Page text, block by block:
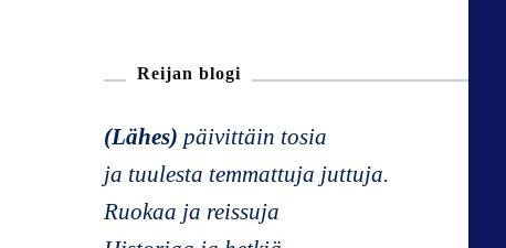
Reijan blogi
(Lähes) päivittäin tosia
ja tuulesta temmattuja juttuja.
Ruokaa ja reissuja